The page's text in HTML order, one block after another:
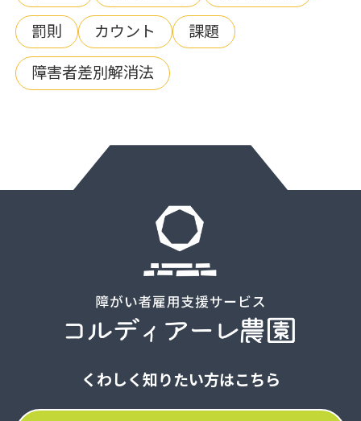
罰則 カウント 課題
障害者差別解消法
くわしく知りたい方はこちら